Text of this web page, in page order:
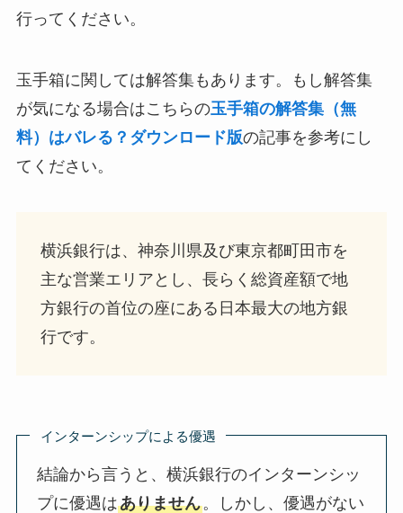
行ってください。
玉手箱に関しては解答集もあります。もし解答集
が気になる場合はこちらの玉手箱の解答集（無
料）はバレる？ダウンロード版の記事を参考にし
てください。
横浜銀行は、神奈川県及び東京都町田市を
主な営業エリアとし、長らく総資産額で地
方銀行の首位の座にある日本最大の地方銀
行です。
インターンシップによる優遇
結論から言うと、横浜銀行のインターンシッ
プに優遇はありません。しかし、優遇がない